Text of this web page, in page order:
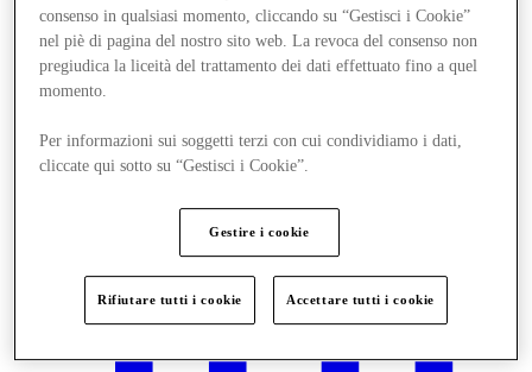
Offerte
consenso in qualsiasi momento, cliccando su “Gestisci i Cookie”
nel piè di pagina del nostro sito web. La revoca del consenso non
pregiudica la liceità del trattamento dei dati effettuato fino a quel
momento.
Per informazioni sui soggetti terzi con cui condividiamo i dati,
cliccate qui sotto su “Gestisci i Cookie”.
Gestire i cookie
Rifiutare tutti i cookie Accettare tutti i cookie